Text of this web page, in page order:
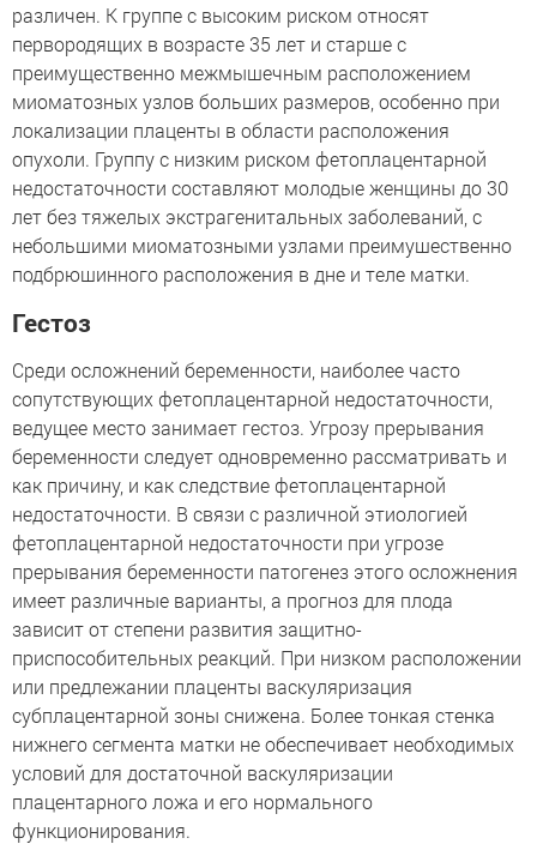
различен. К группе с высоким риском относят
первородящих в возрасте 35 лет и старше с
преимущественно межмышечным расположением
миоматозных узлов больших размеров, особенно при
локализации плаценты в области расположения
опухоли. Группу с низким риском фетоплацентарной
недостаточности составляют молодые женщины до 30
лет без тяжелых экстрагенитальных заболеваний, с
небольшими миоматозными узлами преимушественно
подбрюшинного расположения в дне и теле матки.
Гестоз
Среди осложнений беременности, наиболее часто
сопутствующих фетоплацентарной недостаточности,
ведущее место занимает гестоз. Угрозу прерывания
беременности следует одновременно рассматривать и
как причину, и как следствие фетоплацентарной
недостаточности. В связи с различной этиологией
фетоплацентарной недостаточности при угрозе
прерывания беременности патогенез этого осложнения
имеет различные варианты, а прогноз для плода
зависит от степени развития защитно-
приспособительных реакций. При низком расположении
или предлежании плаценты васкуляризация
субплацентарной зоны снижена. Более тонкая стенка
нижнего сегмента матки не обеспечивает необходимых
условий для достаточной васкуляризации
плацентарного ложа и его нормального
функционирования.